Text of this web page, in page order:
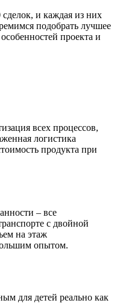
и каждая из них
подобрать лучшее
проекта и
всех процессов,
логистика
продукта при
– все
с двойной
на этаж
опытом.
для детей реально как